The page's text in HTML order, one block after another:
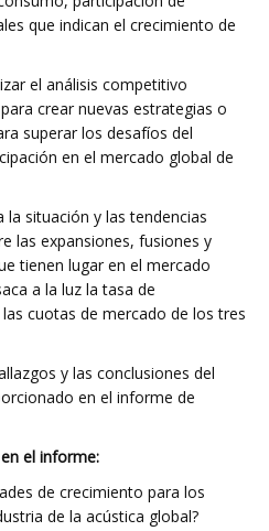
que indican el crecimiento de
el análisis competitivo
crear nuevas estrategias o
superar los desafíos del
en el mercado global de
situación y las tendencias
las expansiones, fusiones y
tienen lugar en el mercado
a la luz la tasa de
cuotas de mercado de los tres
y las conclusiones del
en el informe de
el informe:
de crecimiento para los
de la acústica global?